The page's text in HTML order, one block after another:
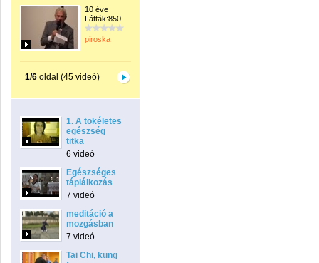
10 éve
Látták:850
piroska
1/6oldal (45 videó)
1. A tökéletes
egészség
titka
6 videó
Egészséges
táplálkozás
7 videó
meditáció a
mozgásban
7 videó
Tai Chi, kung